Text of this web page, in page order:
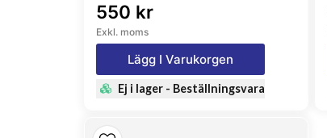
550 kr
Exkl. moms
Lägg I Varukorgen
Ej i lager - Beställningsvara